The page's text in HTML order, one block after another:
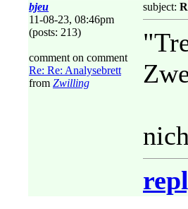
bjeu
11-08-23, 08:46pm
(posts: 213)
comment on comment
Re: Re: Analysebrett
from Zwilling
subject: